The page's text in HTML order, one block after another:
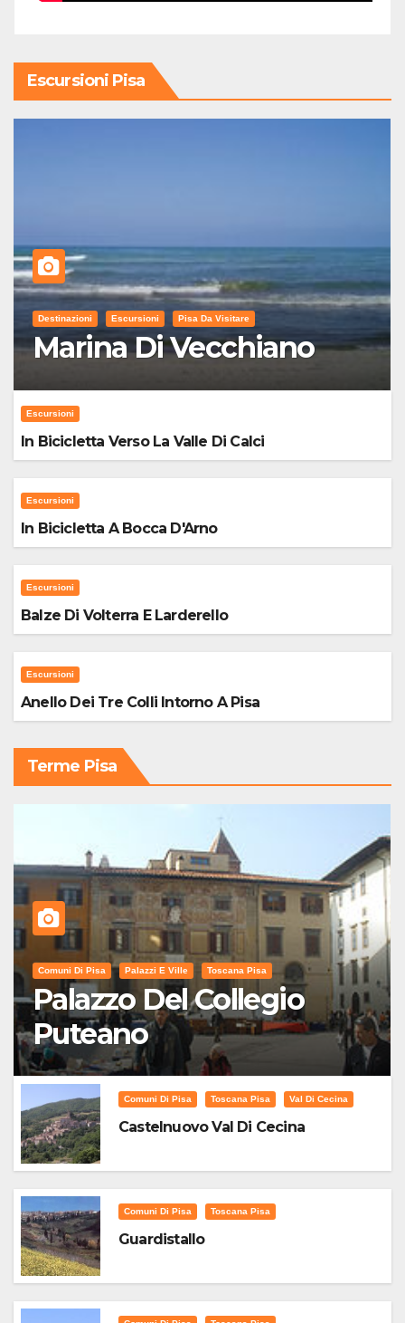
Escursioni Pisa
Destinazioni Escursioni Pisa Da Visitare
Marina Di Vecchiano
Escursioni
In Bicicletta Verso La Valle Di Calci
Escursioni
In Bicicletta A Bocca D'Arno
Escursioni
Balze Di Volterra E Larderello
Escursioni
Anello Dei Tre Colli Intorno A Pisa
Terme Pisa
Comuni Di Pisa Palazzi E Ville Toscana Pisa
Palazzo Del Collegio
Puteano
Comuni Di Pisa Toscana Pisa Val Di Cecina
Castelnuovo Val Di Cecina
Comuni Di Pisa Toscana Pisa
Guardistallo